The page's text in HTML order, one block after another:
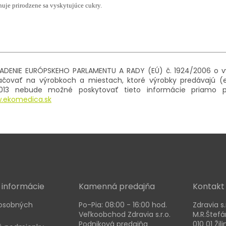
prirodzene sa vyskytujúce cukry.
EURÓPSKEHO PARLAMENTU A RADY (EÚ) č. 1924/
na výrobkoch a miestach, ktoré výrobky predávajú
nebude možné poskytovať tieto informácie
Kamenná predajňa
Po-Pia: 08:00 - 16:00 hod.
Veľkoobchod Zdravia s.r.o.
Kontakt
Zdravia